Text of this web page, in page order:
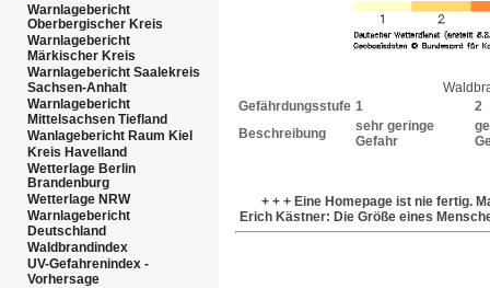
Warnlagebericht
Oberbergischer Kreis
Warnlagebericht
Märkischer Kreis
Warnlagebericht Saalekreis
Sachsen-Anhalt
Warnlagebericht
Mittelsachsen Tiefland
Wanlagebericht Raum Kiel
Kreis Havelland
Wetterlage Berlin
Brandenburg
Wetterlage NRW
Warnlagebericht
Deutschland
Waldbrandindex
UV-Gefahrenindex -
Vorhersage
Gefährdungsstufe 1
2
Beschreibung
sehr geringe
Gefahr
+ + + Eine Homepage ist nie fertig.
Erich Kästner: Die Größe eines